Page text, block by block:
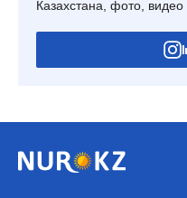
Казахстана, фото, видео